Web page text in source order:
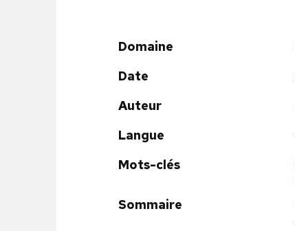
Domaine
Date
Auteur
Langue
Mots-clés
Sommaire